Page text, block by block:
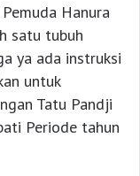
Hanura
satu tubuh
ya ada instruksi
untuk
Tatu Pandji
Periode tahun